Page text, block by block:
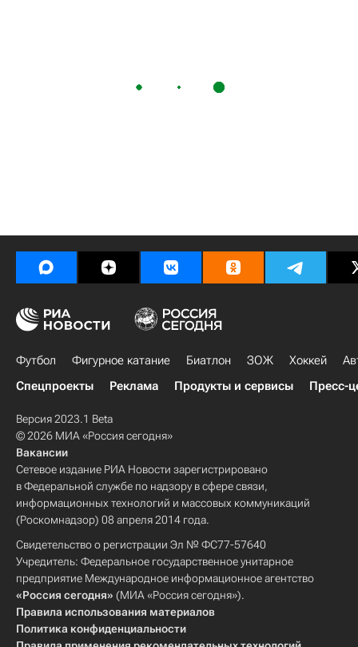
Футбол Фигурное катание Биатлон ЗОЖ Хоккей
Спецпроекты
Реклама Продукты и сервисы Пресс-
Версия 2023.1 Beta
© 2026 МИА «Россия сегодня»
Вакансии
Сетевое издание РИА Новости зарегистрировано
в Федеральной службе по надзору в сфере связи,
информационных технологий и массовых коммуникаций
(Роскомнадзор) 08 апреля 2014 года.
Свидетельство о регистрации Эл № ФС77-57640
Учредитель: Федеральное государственное унитарное
предприятие Международное информационное агентство
«Россия сегодня» (МИА «Россия сегодня»).
Правила использования материалов
Политика конфиденциальности